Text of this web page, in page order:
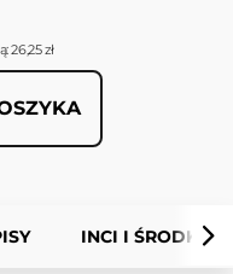
26,25 zł
INCI I ŚRODKI